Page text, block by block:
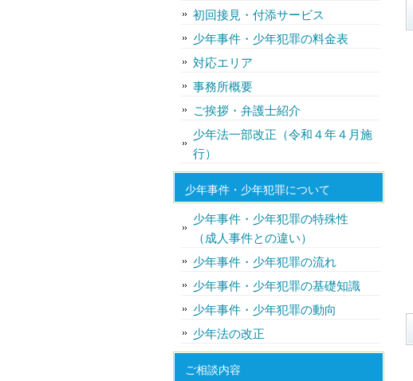
初回接見・付添サービス
少年事件・少年犯罪の料金表
対応エリア
事務所概要
ご挨拶・弁護士紹介
少年法一部改正（令和４年４月施
行）
少年事件・少年犯罪について
少年事件・少年犯罪の特殊性
（成人事件との違い）
少年事件・少年犯罪の流れ
少年事件・少年犯罪の基礎知識
少年事件・少年犯罪の動向
少年法の改正
ご相談内容